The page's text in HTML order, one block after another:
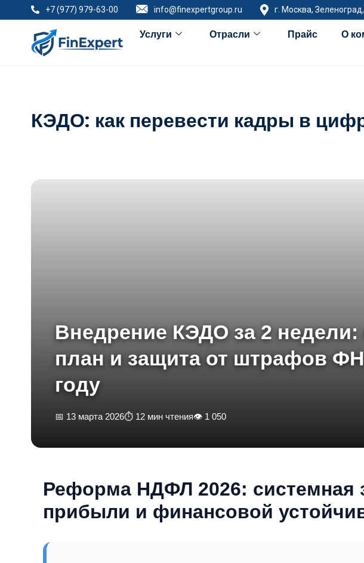
+7 (977) 979-63-00 info@finexpertgroup.ru г. Москва,
Услуги Отрасли Прайс О
КЭДО: как перевести кадры в
Внедрение КЭДО за 2
план и защита от штрафов
году
📅 13 марта 2026⏱ 12 мин чтения👁 1 050
Реформа НДФЛ 2026: системная
прибыли и финансовой